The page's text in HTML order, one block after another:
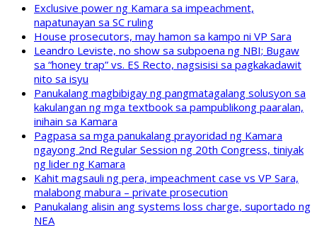
Exclusive power ng Kamara sa impeachment,
napatunayan sa SC ruling
House prosecutors, may hamon sa kampo ni VP Sara
Leandro Leviste, no show sa subpoena ng NBI; Bugaw
sa “honey trap” vs. ES Recto, nagsisisi sa pagkakadawit
nito sa isyu
Panukalang magbibigay ng pangmatagalang solusyon sa
kakulangan ng mga textbook sa pampublikong paaralan,
inihain sa Kamara
Pagpasa sa mga panukalang prayoridad ng Kamara
ngayong 2nd Regular Session ng 20th Congress, tiniyak
ng lider ng Kamara
Kahit magsauli ng pera, impeachment case vs VP Sara,
malabong mabura – private prosecution
Panukalang alisin ang systems loss charge, suportado ng
NEA